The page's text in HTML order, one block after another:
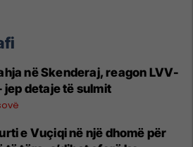
në Skenderaj, reagon LVV-
jep detaje të sulmit
e Vuçiqi në një dhomë për